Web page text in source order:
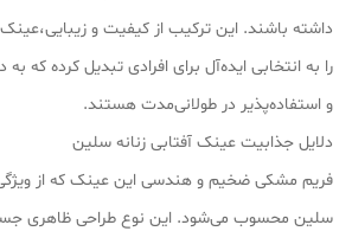
داشته باشند. این ترکیب از کیفیت و زیبایی،عینک
را به انتخابی ایده‌آل برای افرادی تبدیل کرده
و استفاده‌پذیر در طولانی‌مدت هستند.
دلایل جذابیت عینک آفتابی زنانه سلین
فریم مشکی ضخیم و هندسی این عینک که از
سلین محسوب می‌شود. این نوع طراحی ظاهری